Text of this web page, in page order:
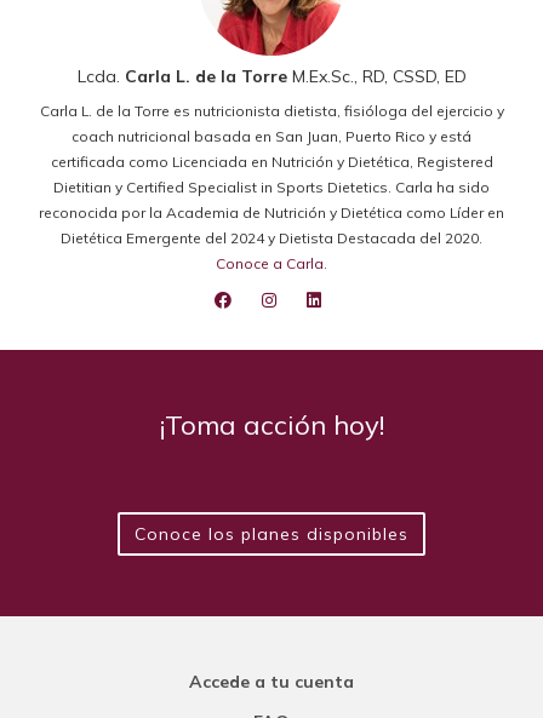
Lcda. Carla L. de la TorreM.Ex.Sc., RD, CSSD, ED
Carla L. de la Torre es nutricionista dietista, fisióloga del ejercicio y
coach nutricional basada en San Juan, Puerto Rico y está
certificada como Licenciada en Nutrición y Dietética, Registered
Dietitian y Certified Specialist in Sports Dietetics. Carla ha sido
reconocida por la Academia de Nutrición y Dietética como Líder en
Dietética Emergente del 2024 y Dietista Destacada del 2020.
Conoce a Carla.
¡Toma acción hoy!
Conoce los planes disponibles
Accede a tu cuenta